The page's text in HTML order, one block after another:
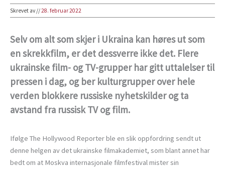
Skrevet av//28. februar 2022
Selv om alt som skjer i Ukraina kan høres ut som
en skrekkfilm, er det dessverre ikke det. Flere
ukrainske film- og TV-grupper har gitt uttalelser til
pressen i dag, og ber kulturgrupper over hele
verden blokkere russiske nyhetskilder og ta
avstand fra russisk TV og film.
Ifølge The Hollywood Reporter ble en slik oppfordring sendt ut
denne helgen av det ukrainske filmakademiet, som blant annet har
bedt om at Moskva internasjonale filmfestival mister sin